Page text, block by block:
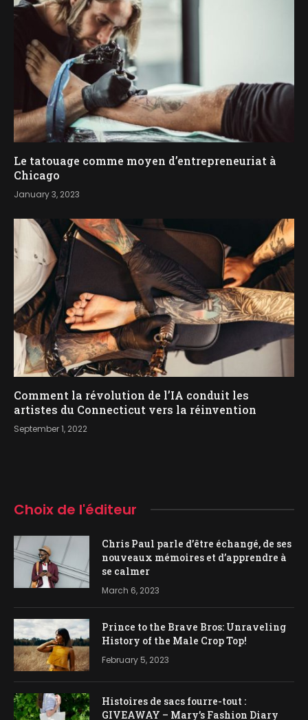
Le tatouage comme moyen d’entrepreneuriat à
Chicago
January 3, 2023
Comment la révolution de l’IA conduit les
artistes du Connecticut vers la réinvention
September 1, 2022
Choix de l'éditeur
Chris Paul parle d’être échangé, de ses
nouveaux mémoires et d’apprendre à
se calmer
March 6, 2023
Prince to the Brave Bros: Unraveling
History of the Male Crop Top!
February 5, 2023
Histoires de sacs fourre-tout :
GIVEAWAY – Mary’s Fashion Diary